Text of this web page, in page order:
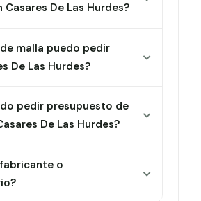
Casares De Las Hurdes?
malla puedo pedir
De Las Hurdes?
pedir presupuesto de
De Las Hurdes?
o